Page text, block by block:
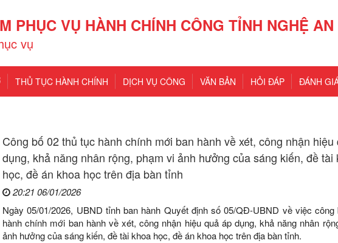
PHỤC VỤ HÀNH CHÍNH CÔNG TỈNH NGHỆ AN
vụ
THỦ TỤC HÀNH CHÍNH DỊCH VỤ CÔNG VĂN BẢN HỎI ĐÁP ĐÁNH
Công bố 02 thủ tục hành chính mới ban hành về xét, công nhận hiệu
dụng, khả năng nhân rộng, phạm vi ảnh hưởng của sáng kiến, đề tài
học, đề án khoa học trên địa bàn tỉnh
20:21 06/01/2026
Ngày 05/01/2026, UBND tỉnh ban hành Quyết định số 05/QĐ-UBND về việc công
hành chính mới ban hành về xét, công nhận hiệu quả áp dụng, khả năng nhân
ảnh hưởng của sáng kiến, đề tài khoa học, đề án khoa học trên địa bàn tỉnh.